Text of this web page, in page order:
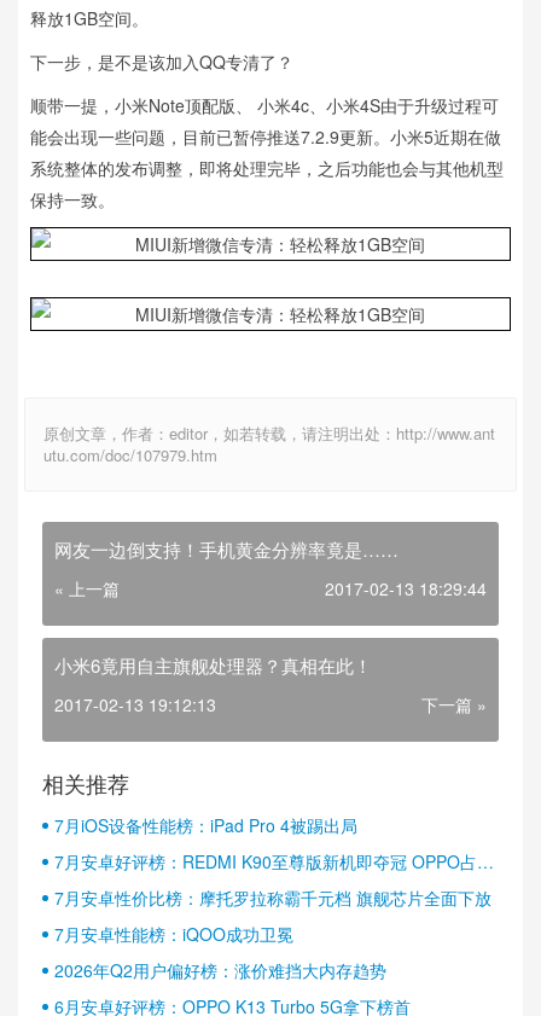
释放1GB空间。
下一步，是不是该加入QQ专清了？
顺带一提，小米Note顶配版、 小米4c、小米4S由于升级过程可
能会出现一些问题，目前已暂停推送7.2.9更新。小米5近期在做
系统整体的发布调整，即将处理完毕，之后功能也会与其他机型
保持一致。
原创文章，作者：editor，如若转载，请注明出处：http://www.ant
utu.com/doc/107979.htm
网友一边倒支持！手机黄金分辨率竟是……
« 上一篇 2017-02-13 18:29:44
小米6竟用自主旗舰处理器？真相在此！
2017-02-13 19:12:13 下一篇 »
相关推荐
7月iOS设备性能榜：iPad Pro 4被踢出局
7月安卓好评榜：REDMI K90至尊版新机即夺冠 OPPO占据
半壁江山
7月安卓性价比榜：摩托罗拉称霸千元档 旗舰芯片全面下放
7月安卓性能榜：iQOO成功卫冕
2026年Q2用户偏好榜：涨价难挡大内存趋势
6月安卓好评榜：OPPO K13 Turbo 5G拿下榜首